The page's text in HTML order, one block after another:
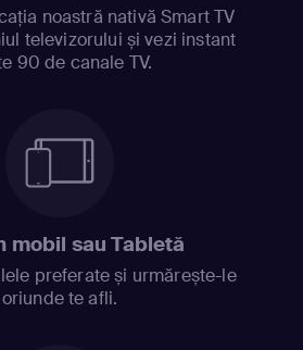
noastră nativă Smart TV
televizorului și vezi instant
90 de canale TV.
mobil sau Tabletă
preferate și urmărește-le
oriunde te afli.